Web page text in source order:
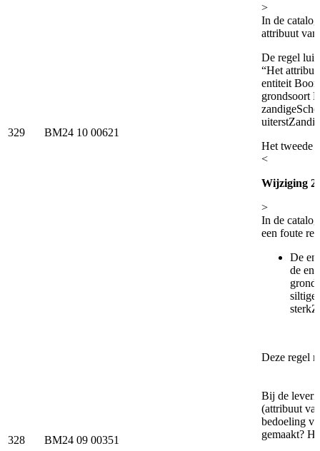
329 BM24 10 00621
>
In de
attribuut
De regel
“Het
entiteit
grondsoort
Het tweede
<
Wijziging 2.
>
In de
een foute
De
de
Deze regel
328 BM24 09 00351
Bij de
(attribuut
bedoeling
gemaakt?